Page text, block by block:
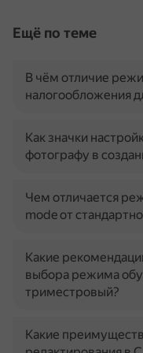
Ещё по теме
В чём отличие
налогообложения
Как значки
фотографу в
Чем отличается
mode от
Какие
выбора режима
триместровый?
Какие